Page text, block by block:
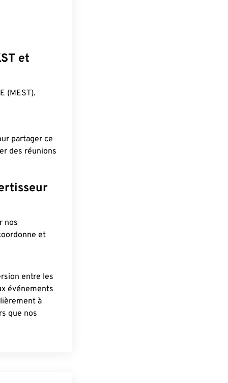
et
(MEST).
partager ce
des réunions
nos
et
entre les
événements
à
que nos